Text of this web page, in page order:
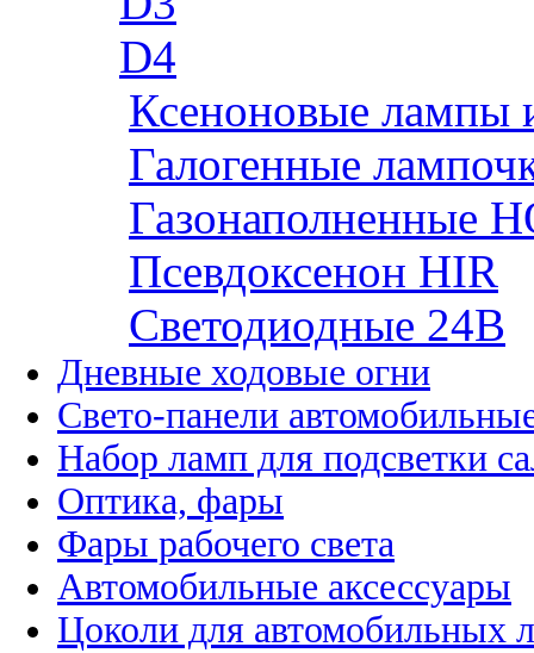
D4
Ксеноновые лампы
Галогенные
Газонаполненные
Псевдоксенон HIR
Cветодиодные 24B
Дневные ходовые огни
Свето-панели
Набор ламп для подсветки
Оптика, фары
Фары рабочего света
Автомобильные аксессуары
Цоколи для автомобильных